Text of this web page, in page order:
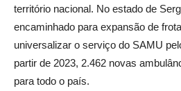
território nacional. No estado de
encaminhado para expansão de
universalizar o serviço do SAMU
partir de 2023, 2.462 novas
para todo o país.